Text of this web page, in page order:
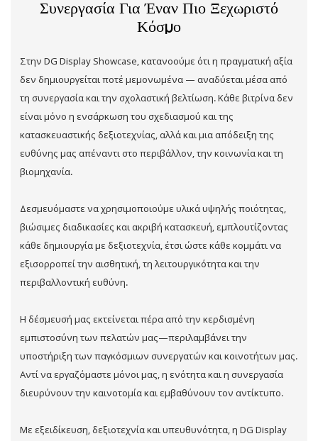
Συνεργασία Για Έναν Πιο Ξεχωριστό
Κόσμο
Στην DG Display Showcase, κατανοούμε ότι η πραγματική αξία
δεν δημιουργείται ποτέ μεμονωμένα — αναδύεται μέσα από
τη συνεργασία και την σχολαστική βελτίωση. Κάθε βιτρίνα δεν
είναι μόνο η ενσάρκωση του σχεδιασμού και της
κατασκευαστικής δεξιοτεχνίας, αλλά και μια απόδειξη της
ευθύνης μας απέναντι στο περιβάλλον, την κοινωνία και τη
βιομηχανία.
Δεσμευόμαστε να χρησιμοποιούμε υλικά υψηλής ποιότητας,
βιώσιμες διαδικασίες και ακριβή κατασκευή, εμπλουτίζοντας
κάθε δημιουργία με δεξιοτεχνία, έτσι ώστε κάθε κομμάτι να
εξισορροπεί την αισθητική, τη λειτουργικότητα και την
περιβαλλοντική ευθύνη.
Η δέσμευσή μας εκτείνεται πέρα ​​από την κερδισμένη
εμπιστοσύνη των πελατών μας—περιλαμβάνει την
υποστήριξη των παγκόσμιων συνεργατών και κοινοτήτων μας.
Αντί να εργαζόμαστε μόνοι μας, η ενότητα και η συνεργασία
διευρύνουν την καινοτομία και εμβαθύνουν τον αντίκτυπο.
Με εξειδίκευση, δεξιοτεχνία και υπευθυνότητα, η DG Display